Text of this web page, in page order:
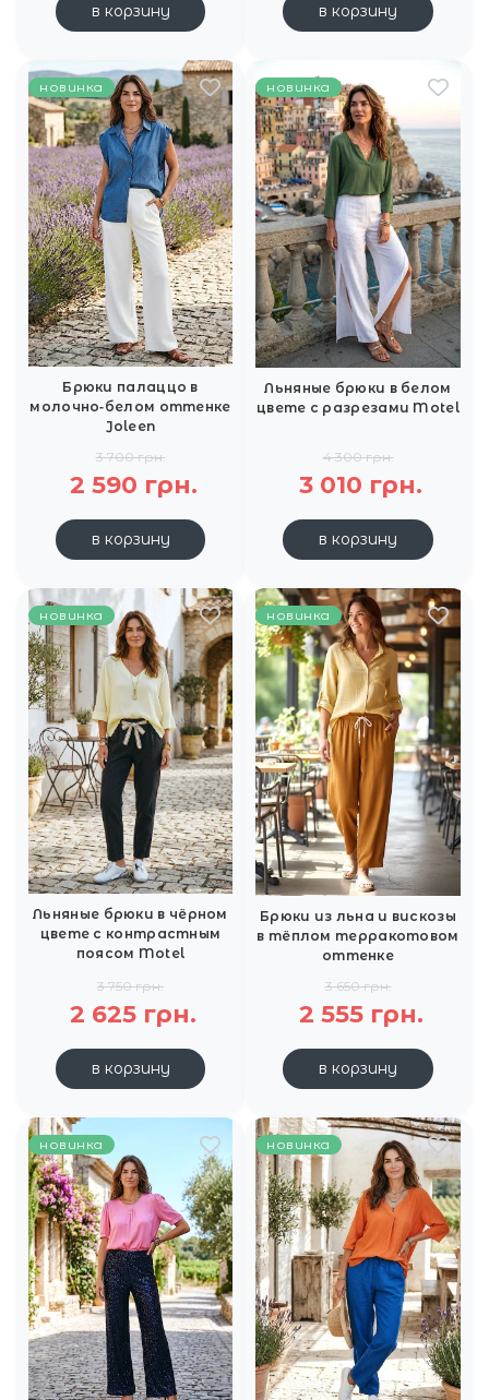
в корзину в корзину
новинка
Брюки палаццо в
молочно‑белом оттенке
Joleen
3 700 грн.
2 590 грн.
в корзину
новинка
Льняные брюки в белом
цвете с разрезами Motel
4 300 грн.
3 010 грн.
в корзину
новинка
Льняные брюки в чёрном
цвете с контрастным
поясом Motel
3 750 грн.
2 625 грн.
в корзину
новинка
Брюки из льна и вискозы
в тёплом терракотовом
оттенке
3 650 грн.
2 555 грн.
в корзину
новинка новинка